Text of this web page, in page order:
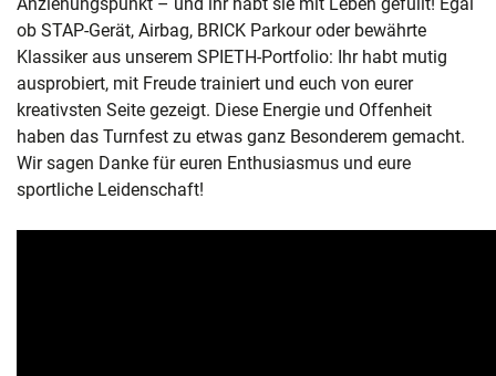
ob STAP-Gerät, Airbag, BRICK Parkour oder bewährte
Klassiker aus unserem SPIETH-Portfolio: Ihr habt mutig
ausprobiert, mit Freude trainiert und euch von eurer
kreativsten Seite gezeigt. Diese Energie und Offenheit
haben das Turnfest zu etwas ganz Besonderem gemacht.
Wir sagen Danke für euren Enthusiasmus und eure
sportliche Leidenschaft!